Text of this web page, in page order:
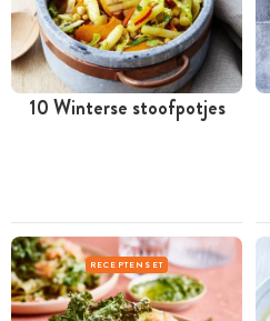
10 Winterse stoofpotjes
RECEPTENSET